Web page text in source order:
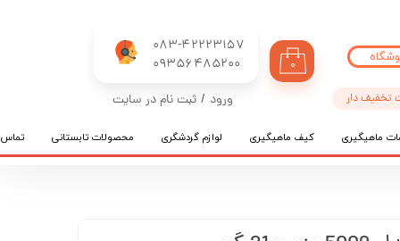
083-42223157
​​​​​​​09356485200
۰
ورود / ثبت نام در سایت
تغییر گذر واژه
ماهیگیری کیف ماهیگیری لوازم گردشگری محصولات تابستانی تماس
تخفیف دار